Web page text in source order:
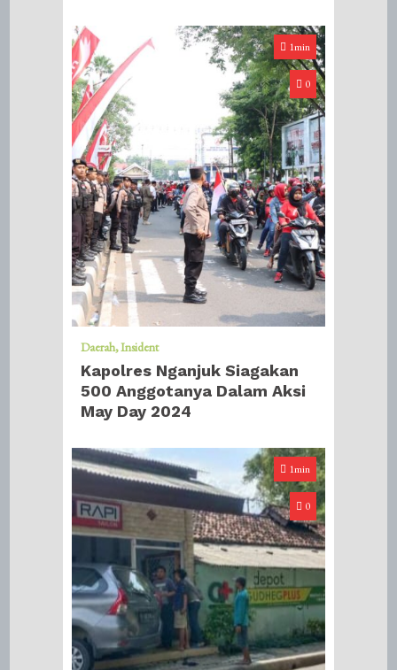
1min
0
Daerah Insident
Kapolres Nganjuk Siagakan
500 Anggotanya Dalam Aksi
May Day 2024
1min
0